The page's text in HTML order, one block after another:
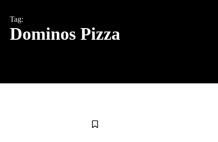
Tag:
Dominos Pizza